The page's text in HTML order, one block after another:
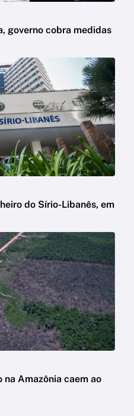
governo cobra medidas
do Sírio-Libanês, em
Amazônia caem ao